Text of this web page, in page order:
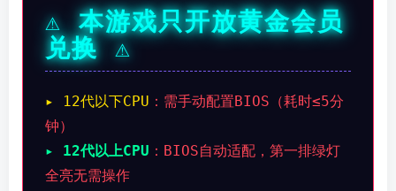
⚠️ 本游戏只开放黄金会员
兑换 ⚠️
▸ 12代以下CPU ：需手动配置BIOS（耗时≤5分
钟）
▸ 12代以上CPU ：BIOS自动适配，第一排绿灯
全亮无需操作